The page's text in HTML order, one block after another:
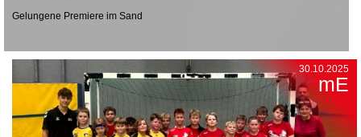
Gelungene Premiere im Sand
30.10.2025
mE